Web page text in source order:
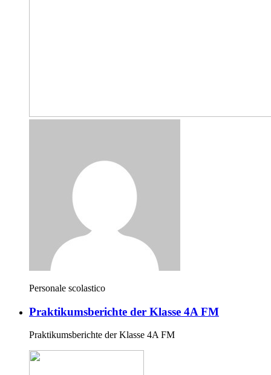
Personale scolastico
Praktikumsberichte der Klasse 4A FM
Praktikumsberichte der Klasse 4A FM